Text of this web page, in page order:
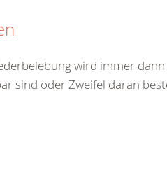
wird immer
sind oder Zweifel daran